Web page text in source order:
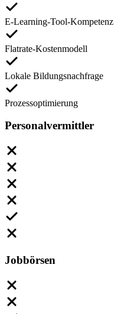
E-Learning-Tool-Kompetenz
Flatrate-Kostenmodell
Lokale Bildungsnachfrage
Prozessoptimierung
Personalvermittler
Jobbörsen